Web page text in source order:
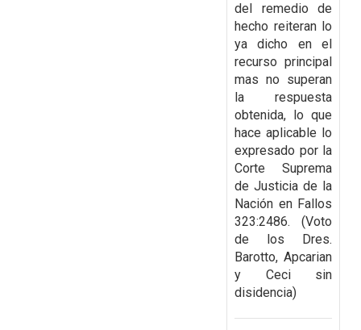
del remedio de
hecho reiteran lo
ya dicho en el
recurso principal
mas no superan
la respuesta
obtenida, lo que
hace aplicable lo
expresado por la
Corte Suprema
de Justicia de la
Nación en Fallos
323:2486. (Voto
de los Dres.
Barotto, Apcarian
y Ceci sin
disidencia)